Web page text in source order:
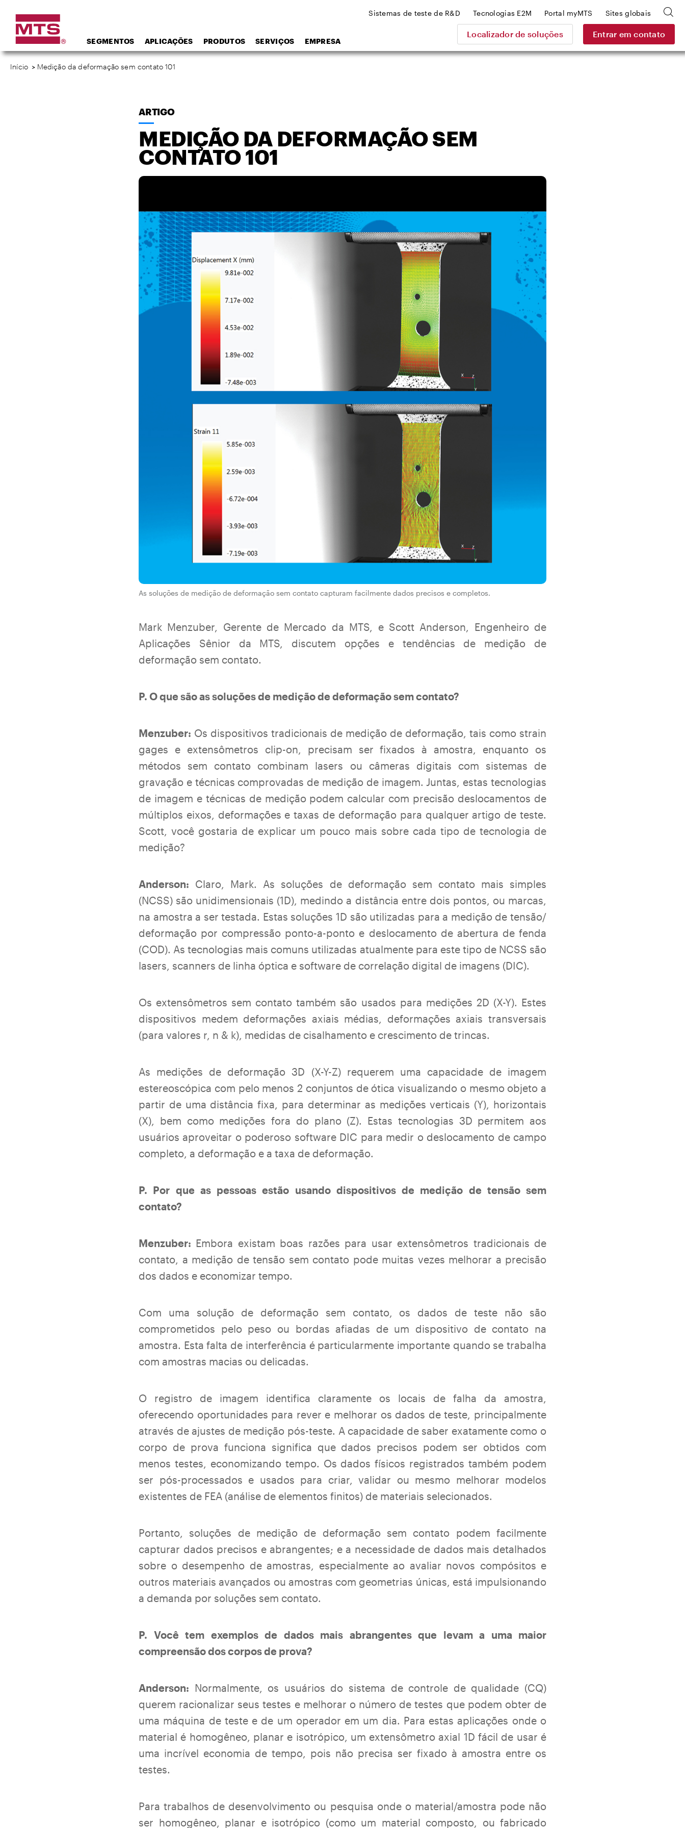
SEGMENTOS APLICAÇÕES PRODUTOS SERVIÇOS EMPRESA
Localizador de soluções Entrar em contato
Sistemas de teste de R&D Tecnologias E2M Portal myMTS Sites globais
Início > Medição da deformação sem contato 101
ARTIGO
MEDIÇÃO DA DEFORMAÇÃO SEM
CONTATO 101
As soluções de medição de deformação sem contato capturam facilmente dados precisos e completos.
Mark Menzuber, Gerente de Mercado da MTS, e Scott Anderson, Engenheiro de
Aplicações Sênior da MTS, discutem opções e tendências de medição de
deformação sem contato.
P. O que são as soluções de medição de deformação sem contato?
Menzuber: Os dispositivos tradicionais de medição de deformação, tais como strain
gages e extensômetros clip-on, precisam ser fixados à amostra, enquanto os
métodos sem contato combinam lasers ou câmeras digitais com sistemas de
gravação e técnicas comprovadas de medição de imagem. Juntas, estas tecnologias
de imagem e técnicas de medição podem calcular com precisão deslocamentos de
múltiplos eixos, deformações e taxas de deformação para qualquer artigo de teste.
Scott, você gostaria de explicar um pouco mais sobre cada tipo de tecnologia de
medição?
Anderson: Claro, Mark. As soluções de deformação sem contato mais simples
(NCSS) são unidimensionais (1D), medindo a distância entre dois pontos, ou marcas,
na amostra a ser testada. Estas soluções 1D são utilizadas para a medição de tensão/
deformação por compressão ponto-a-ponto e deslocamento de abertura de fenda
(COD). As tecnologias mais comuns utilizadas atualmente para este tipo de NCSS são
lasers, scanners de linha óptica e software de correlação digital de imagens (DIC).
Os extensômetros sem contato também são usados para medições 2D (X-Y). Estes
dispositivos medem deformações axiais médias, deformações axiais transversais
(para valores r, n & k), medidas de cisalhamento e crescimento de trincas.
As medições de deformação 3D (X-Y-Z) requerem uma capacidade de imagem
estereoscópica com pelo menos 2 conjuntos de ótica visualizando o mesmo objeto a
partir de uma distância fixa, para determinar as medições verticais (Y), horizontais
(X), bem como medições fora do plano (Z). Estas tecnologias 3D permitem aos
usuários aproveitar o poderoso software DIC para medir o deslocamento de campo
completo, a deformação e a taxa de deformação.
P. Por que as pessoas estão usando dispositivos de medição de tensão sem
contato?
Menzuber: Embora existam boas razões para usar extensômetros tradicionais de
contato, a medição de tensão sem contato pode muitas vezes melhorar a precisão
dos dados e economizar tempo.
Com uma solução de deformação sem contato, os dados de teste não são
comprometidos pelo peso ou bordas afiadas de um dispositivo de contato na
amostra. Esta falta de interferência é particularmente importante quando se trabalha
com amostras macias ou delicadas.
O registro de imagem identifica claramente os locais de falha da amostra,
oferecendo oportunidades para rever e melhorar os dados de teste, principalmente
através de ajustes de medição pós-teste. A capacidade de saber exatamente como o
corpo de prova funciona significa que dados precisos podem ser obtidos com
menos testes, economizando tempo. Os dados físicos registrados também podem
ser pós-processados e usados para criar, validar ou mesmo melhorar modelos
existentes de FEA (análise de elementos finitos) de materiais selecionados.
Portanto, soluções de medição de deformação sem contato podem facilmente
capturar dados precisos e abrangentes; e a necessidade de dados mais detalhados
sobre o desempenho de amostras, especialmente ao avaliar novos compósitos e
outros materiais avançados ou amostras com geometrias únicas, está impulsionando
a demanda por soluções sem contato.
P. Você tem exemplos de dados mais abrangentes que levam a uma maior
compreensão dos corpos de prova?
Anderson: Normalmente, os usuários do sistema de controle de qualidade (CQ)
querem racionalizar seus testes e melhorar o número de testes que podem obter de
uma máquina de teste e de um operador em um dia. Para estas aplicações onde o
material é homogêneo, planar e isotrópico, um extensômetro axial 1D fácil de usar é
uma incrível economia de tempo, pois não precisa ser fixado à amostra entre os
testes.
Para trabalhos de desenvolvimento ou pesquisa onde o material/amostra pode não
ser homogêneo, planar e isotrópico (como um material composto, ou fabricado